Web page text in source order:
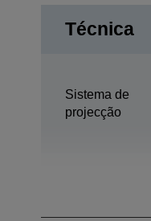
Técnica
Sistema de
projecção